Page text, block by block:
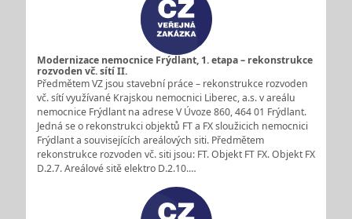
Modernizace nemocnice Frýdlant, 1. etapa – rekonstrukce
rozvoden vč. sítí II.
Předmětem VZ jsou stavební práce – rekonstrukce rozvoden
vč. sítí využívané Krajskou nemocnici Liberec, a.s. v areálu
nemocnice Frýdlant na adrese V Úvoze 860, 464 01 Frýdlant.
Jedná se o rekonstrukci objektů FT a FX sloužicich nemocnici
Frýdlant a souvisejících areálových siti. Předmětem
rekonstrukce rozvoden vč. siti jsou: FT. Objekt FT FX. Objekt FX
D.2.7. Areálové sitě elektro D.2.10.…